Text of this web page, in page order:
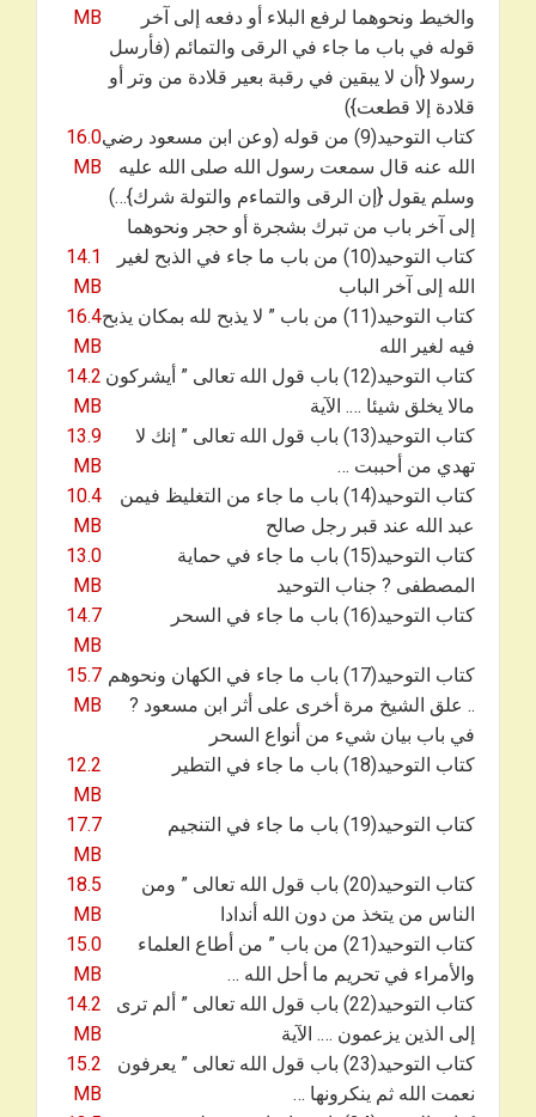
والخيط ونحوهما لرفع البلاء أو دفعه إلى آخر
قوله في باب ما جاء في الرقى والتمائم (فأرسل
رسولا {أن لا يبقين في رقبة بعير قلادة من وتر أو
قلادة إلا قطعت})
MB
كتاب التوحيد(9) من قوله (وعن ابن مسعود رضي
الله عنه قال سمعت رسول الله صلى الله عليه
وسلم يقول {إن الرقى والتماءم والتولة شرك}…)
إلى آخر باب من تبرك بشجرة أو حجر ونحوهما
16.0
MB
كتاب التوحيد(10) من باب ما جاء في الذبح لغير
الله إلى آخر الباب
14.1
MB
كتاب التوحيد(11) من باب ” لا يذبح لله بمكان يذبح
فيه لغير الله
16.4
MB
كتاب التوحيد(12) باب قول الله تعالى ” أيشركون
مالا يخلق شيئا …. الآية
14.2
MB
كتاب التوحيد(13) باب قول الله تعالى ” إنك لا
تهدي من أحببت …
13.9
MB
كتاب التوحيد(14) باب ما جاء من التغليظ فيمن
عبد الله عند قبر رجل صالح
10.4
MB
كتاب التوحيد(15) باب ما جاء في حماية
المصطفى ? جناب التوحيد
13.0
MB
كتاب التوحيد(16) باب ما جاء في السحر
14.7
MB
كتاب التوحيد(17) باب ما جاء في الكهان ونحوهم
.. علق الشيخ مرة أخرى على أثر ابن مسعود ?
في باب بيان شيء من أنواع السحر
15.7
MB
كتاب التوحيد(18) باب ما جاء في التطير
12.2
MB
كتاب التوحيد(19) باب ما جاء في التنجيم
17.7
MB
كتاب التوحيد(20) باب قول الله تعالى ” ومن
الناس من يتخذ من دون الله أندادا
18.5
MB
كتاب التوحيد(21) من باب ” من أطاع العلماء
والأمراء في تحريم ما أحل الله …
15.0
MB
كتاب التوحيد(22) باب قول الله تعالى ” ألم ترى
إلى الذين يزعمون …. الآية
14.2
MB
كتاب التوحيد(23) باب قول الله تعالى ” يعرفون
نعمت الله ثم ينكرونها …
15.2
MB